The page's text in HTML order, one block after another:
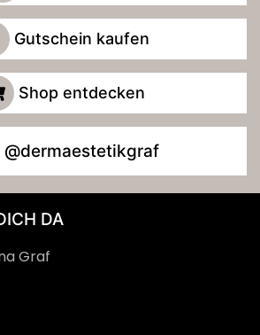
Gutschein kaufen
Shop entdecken
@dermaestetikgraf
DA
Graf